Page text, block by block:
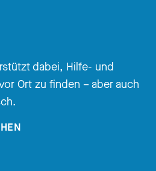
dabei, Hilfe- und
Ort zu finden – aber auch